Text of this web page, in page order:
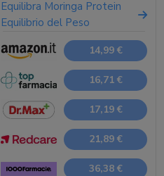
Equilibra Moringa Protein
Equilibrio del Peso
14,99 €
16,71 €
17,19 €
21,89 €
36,38 €